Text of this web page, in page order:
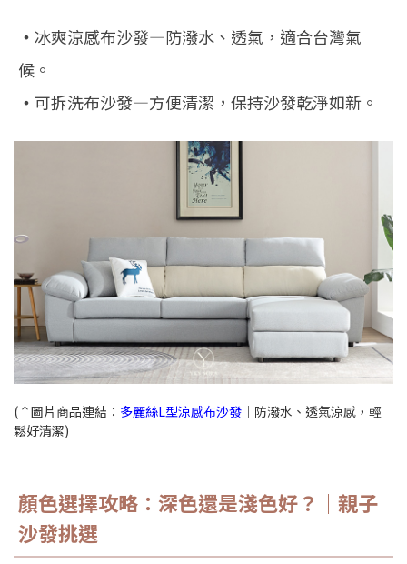
‧ 冰爽涼感布沙發—防潑水、透氣，適合台灣氣
候。
‧ 可拆洗布沙發—方便清潔，保持沙發乾淨如新。
(↑圖片商品連結： 多麗絲L型涼感布沙發 ｜防潑水、透氣涼感，輕
鬆好清潔)
顏色選擇攻略：深色還是淺色好？｜親子
沙發挑選